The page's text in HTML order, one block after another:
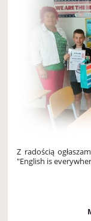
Z radością
"English is